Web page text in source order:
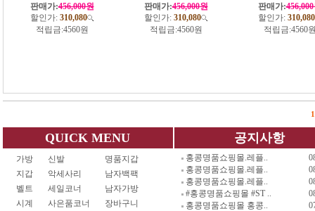
판매가:456,000원
할인가: 310,080
적립금:4560원
판매가:456,000원
할인가: 310,080
적립금:4560원
판매가:
할인가: 310,080
적립금:4560
1
QUICK MENU
가방 신발
명품지갑
지갑
악세사리
남자백팩
벨트
세일코너
남자가방
시계
사은품코너
장바구니
공지사항
홍콩명품쇼핑몰.레플..
홍콩명품쇼핑몰.레플..
홍콩명품쇼핑몰.레플..
#홍콩명품쇼핑몰 #ST ..
홍콩명품쇼핑몰 홍콩..